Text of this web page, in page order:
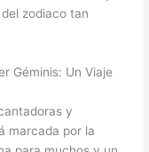
zodiaco tan
Géminis: Un Viaje
y
marcada por la